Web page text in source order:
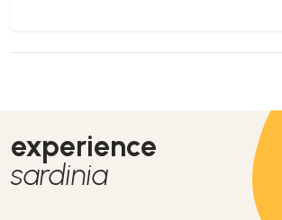
experience
sardinia